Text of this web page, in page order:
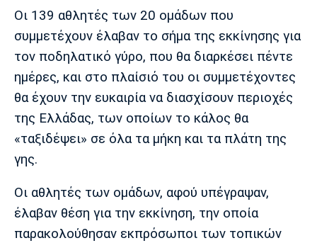
Media
Παρασκήνιο
Μπαρτσελόνα
Ρεάλ
Μαδρίτης
Ατλέτικο
Μαδρίτης
Μάντσεστερ
Γιουνάιτεντ
Τσέλσι Άρσεναλ
Λίβερπουλ
Μάντσεστερ
Σίτι
Γιουβέντους
Οι 139 αθλητές των 20 ομάδων που
συμμετέχουν έλαβαν το σήμα της εκκίνησης για
τον ποδηλατικό γύρο, που θα διαρκέσει πέντε
ημέρες, και στο πλαίσιό του οι συμμετέχοντες
θα έχουν την ευκαιρία να διασχίσουν περιοχές
της Ελλάδας, των οποίων το κάλος θα
«ταξιδέψει» σε όλα τα μήκη και τα πλάτη της
γης.
Οι αθλητές των ομάδων, αφού υπέγραψαν,
έλαβαν θέση για την εκκίνηση, την οποία
παρακολούθησαν εκπρόσωποι των τοπικών